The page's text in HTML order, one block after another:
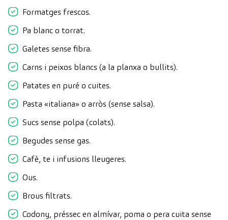
Formatges frescos.
Pa blanc o torrat.
Galetes sense fibra.
Carns i peixos blancs (a la planxa o bullits).
Patates en puré o cuites.
Pasta «italiana» o arròs (sense salsa).
Sucs sense polpa (colats).
Begudes sense gas.
Cafè, te i infusions lleugeres.
Ous.
Brous filtrats.
Codony, préssec en almívar, poma o pera cuita sense